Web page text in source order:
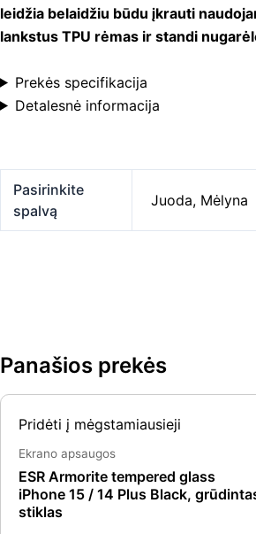
leidžia belaidžiu būdu įkrauti
lankstus TPU rėmas ir standi
Prekės specifikacija
Detalesnė informacija
Pasirinkite
spalvą
Juoda, Mėlyna
Panašios prekės
Pridėti į mėgstamiausieji
Ekrano apsaugos
ESR Armorite tempered glass
iPhone 15 / 14 Plus Black,
stiklas
price
was:
€11.39.
price
€7.99.